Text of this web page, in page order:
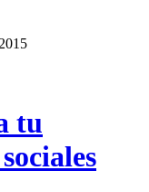
tu